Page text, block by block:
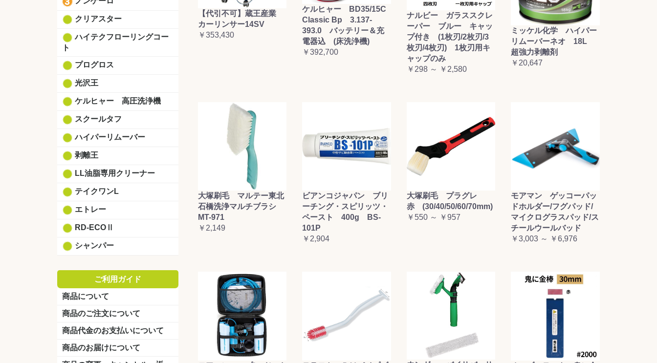
クリアスター
ハイテクフローリングコー
ト
プログロス
光沢王
ケルヒャー 高圧洗浄機
スクールタフ
ハイパーリムーバー
剥離王
LL油脂専用クリーナー
テイクワンL
エトレー
RD-ECOⅡ
シャンパー
ご利用ガイド
商品について
商品のご注文について
商品代金のお支払いについて
商品のお届けについて
【代引不可】蔵王産業
カーリンサー14SV
￥353,430
ケルヒャー BD35/15C
Classic Bp 3.137-
393.0 バッテリー＆充
電器込 (床洗浄機)
￥392,700
ナルビー ガラススクレ
ーパー ブルー キャッ
プ付き (1枚刃/2枚刃/3
枚刃/4枚刃) 1枚刃用キ
ャップのみ
￥298 ～ ￥2,580
ミッケル化学 ハイパー
リムーバーネオ 18L
超強力剥離剤
￥20,647
大塚刷毛 マルテー東北
石橋洗浄マルチブラシ
MT-971
￥2,149
ビアンコジャパン ブリ
ーチング・スピリッツ・
ペースト 400g BS-
101P
￥2,904
大塚刷毛 プラグレ
赤 (30/40/50/60/70mm)
￥550 ～ ￥957
モアマン ゲッコーパッ
ドホルダー/フグパッド/
マイクログラスパッド/ス
チールウールバッド
￥3,003 ～ ￥6,976